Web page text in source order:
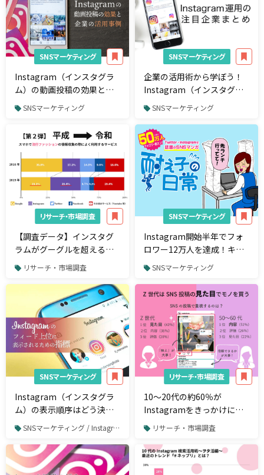
SNSマーケティング
Instagram（インスタグラ
ム）の動画投稿の効果と企
業の活用事例
SNSマーケティング
SNSマーケティング
企業の活用術から学ぼう！
Instagram（インスタグラ
ム）運用の注目企業まとめ
SNSマーケティング
リサーチ・市場調査
【調査データ】インスタグ
ラムがグーグルを超える？
若者が流行情報を収集する
リサーチ・市場調査
SNSマーケティング
Instagram開始半年でフォ
ロワー12万人を達成！キャ
ラクターを活用した漫画
法
SNSマーケティング
SNSマーケティング
Instagram（インスタグラ
ム）の表示順序はどう決ま
る？投稿順ではない？フィ
ード上位に表示されるため
の指標
SNSマーケティング / Instagram
リサーチ・市場調査
10～20代の約60％が
Instagramをきっかけに購
入。投稿内容は全年代で
「商品特性がわかるもの」
が70％以上と重要視
リサーチ・市場調査